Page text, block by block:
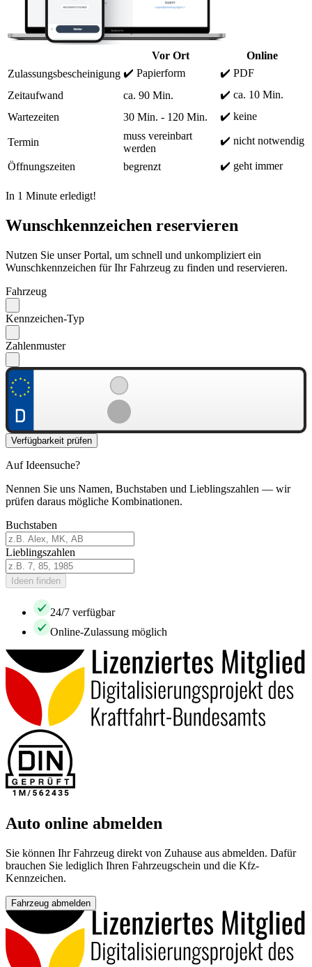
Vor Ort
Online
Zulassungsbescheinigung ✔️ Papierform
✔️ PDF
Zeitaufwand
ca. 90 Min.
✔️ ca. 10 Min.
Wartezeiten
30 Min. - 120 Min. ✔️ keine
Termin
muss vereinbart
werden
✔️ nicht notwendig
Öffnungszeiten begrenzt ✔️ geht immer
In 1 Minute erledigt!
Wunschkennzeichen reservieren
Nutzen Sie unser Portal, um schnell und unkompliziert ein
Wunschkennzeichen für Ihr Fahrzeug zu finden und reservieren.
Fahrzeug
Kennzeichen-Typ
Zahlenmuster
Verfügbarkeit prüfen
Auf Ideensuche?
Nennen Sie uns Namen, Buchstaben und Lieblingszahlen — wir
prüfen daraus mögliche Kombinationen.
Buchstaben
Lieblingszahlen
Ideen finden
24/7 verfügbar
Online-Zulassung möglich
Auto online abmelden
Sie können Ihr Fahrzeug direkt von Zuhause aus abmelden. Dafür
brauchen Sie lediglich Ihren Fahrzeugschein und die Kfz-
Kennzeichen.
Fahrzeug abmelden